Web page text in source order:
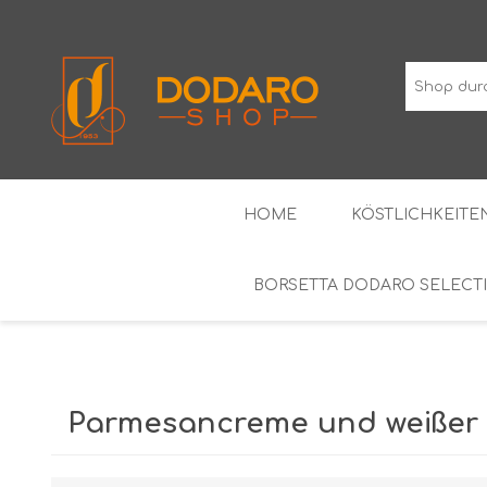
HOME
BORSETTA DODARO
GEOGRAFISCHER ANGABE
Parmesancreme und